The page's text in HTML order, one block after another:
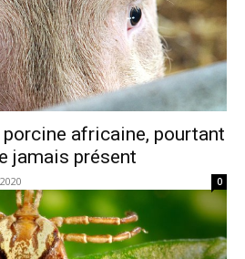
africaine, pourtant
jamais présent
0